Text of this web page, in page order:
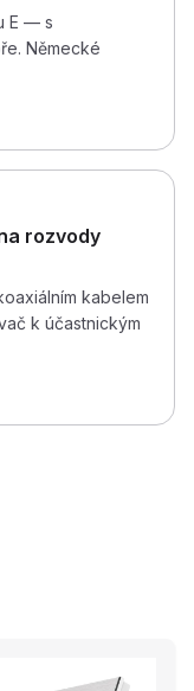
E — s
Německé
rozvody
kabelem
k účastnickým